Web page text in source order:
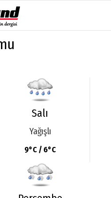
Video
Galeri
GaleriSalı
Yağışlı
9°C / 6°C